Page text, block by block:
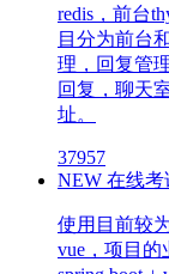
redis，前台
目分为前台
理，回复管
回复，聊天
址。
37957
NEW 在线考
使用目前较
vue，项目的